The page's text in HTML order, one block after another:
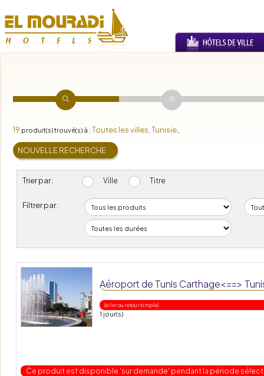
19 produit(s) trouvé(s) à : Toutes les villes, Tunisie.
Trier par : Ville Titre
Filtrer par :
Aéroport de Tunis Carthage<==>
(aller ou retour simple)
1 jour(s)
Ce produit est disponible 'sur demande' pendant la période